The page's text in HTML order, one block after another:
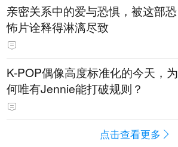
亲密关系中的爱与恐惧，被这部恐
怖片诠释得淋漓尽致
K-POP偶像高度标准化的今天，为
何唯有Jennie能打破规则？
点击查看更多